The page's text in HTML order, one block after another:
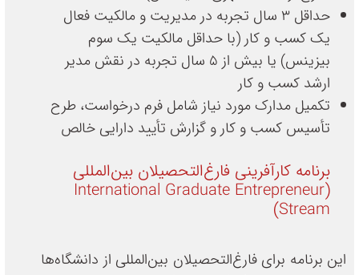
حداقل ۳ سال تجربه در مدیریت و مالکیت فعال
یک کسب و کار (با حداقل مالکیت یک سوم
بیزینس) یا بیش از ۵ سال تجربه در نقش مدیر
ارشد کسب و کار
تکمیل مدارک مورد نیاز شامل فرم درخواست، طرح
تأسیس کسب و کار و گزارش تأیید دارایی خالص
برنامه کارآفرینی فارغ‌التحصیلان بین‌المللی
(International Graduate Entrepreneur
Stream)
این برنامه برای فارغ‌التحصیلان بین‌المللی از دانشگاه‌ها